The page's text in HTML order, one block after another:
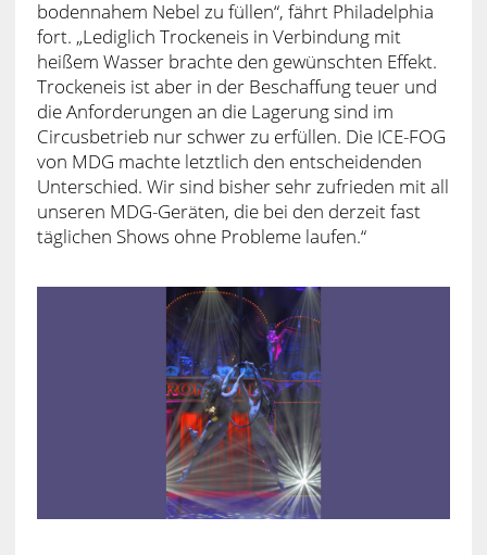
bodennahem Nebel zu füllen“, fährt Philadelphia
fort. „Lediglich Trockeneis in Verbindung mit
heißem Wasser brachte den gewünschten Effekt.
Trockeneis ist aber in der Beschaffung teuer und
die Anforderungen an die Lagerung sind im
Circusbetrieb nur schwer zu erfüllen. Die ICE-FOG
von MDG machte letztlich den entscheidenden
Unterschied. Wir sind bisher sehr zufrieden mit all
unseren MDG-Geräten, die bei den derzeit fast
täglichen Shows ohne Probleme laufen.“